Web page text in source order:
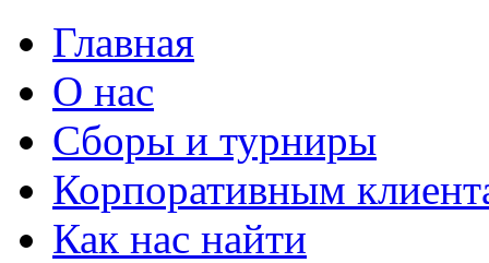
Главная
О нас
Сборы и турниры
Корпоративным
Как нас найти